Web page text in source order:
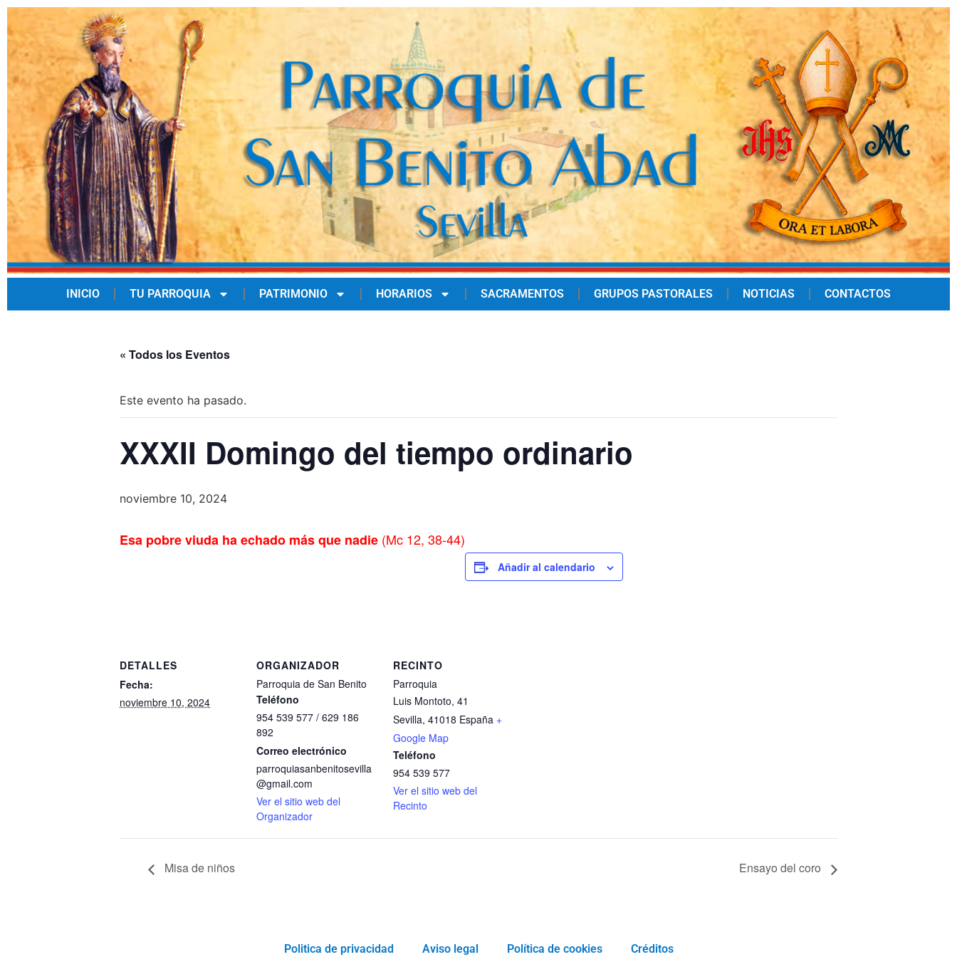
INICIO TU PARROQUIA PATRIMONIO HORARIOS SACRAMENTOS GRUPOS PASTORALES NOTICIAS CONTACTOS
« Todos los Eventos
Este evento ha pasado.
XXXII Domingo del tiempo ordinario
noviembre 10, 2024
Esa pobre viuda ha echado más que nadie (Mc 12, 38-44)
Añadir al calendario
DETALLES
Fecha:
noviembre 10, 2024
ORGANIZADOR
Parroquia de San Benito
Teléfono
954 539 577 / 629 186
892
Correo electrónico
parroquiasanbenitosevilla
@gmail.com
Ver el sitio web del
Organizador
RECINTO
Parroquia
Luis Montoto, 41
Sevilla, 41018 España +
Google Map
Teléfono
954 539 577
Ver el sitio web del
Recinto
Misa de niños Ensayo del coro
Politica de privacidad Aviso legal Política de cookies Créditos